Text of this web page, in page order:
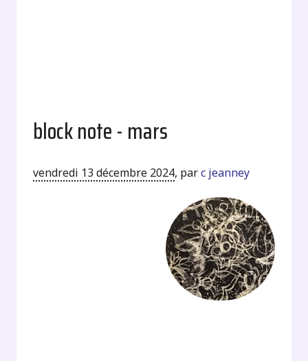
block note - mars
vendredi 13 décembre 2024, parc jeanney